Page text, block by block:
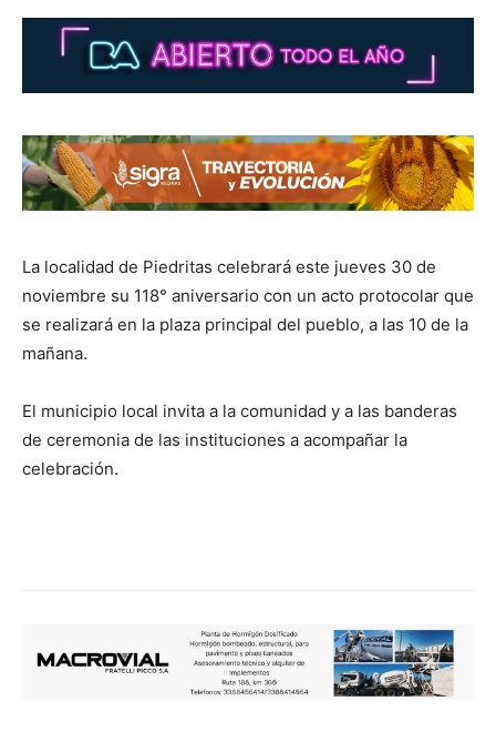
La localidad de Piedritas celebrará este jueves 30 de
noviembre su 118° aniversario con un acto protocolar que
se realizará en la plaza principal del pueblo, a las 10 de la
mañana.
El municipio local invita a la comunidad y a las banderas
de ceremonia de las instituciones a acompañar la
celebración.